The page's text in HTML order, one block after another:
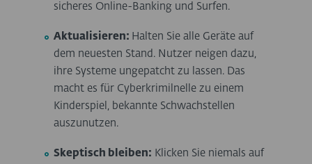
sicheres Online-Banking und Surfen.
Aktualisieren: Halten Sie alle Geräte auf
dem neuesten Stand. Nutzer neigen dazu,
ihre Systeme ungepatcht zu lassen. Das
macht es für Cyberkrimilnelle zu einem
Kinderspiel, bekannte Schwachstellen
auszunutzen.
Skeptisch bleiben: Klicken Sie niemals auf